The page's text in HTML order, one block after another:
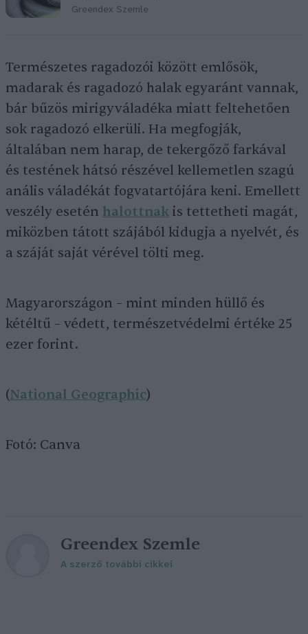
Greendex Szemle
Természetes ragadozói között emlősök,
madarak és ragadozó halak egyaránt vannak,
bár bűzös mirigyváladéka miatt feltehetően
sok ragadozó elkerüli. Ha megfogják,
általában nem harap, de tekergőző farkával
és testének hátsó részével kellemetlen szagú
anális váladékát fogvatartójára keni. Emellett
veszély esetén halottnak is tettetheti magát,
miközben tátott szájából kidugja a nyelvét, és
a száját saját vérével tölti meg.
Magyarországon – mint minden hüllő és
kétéltű – védett, természetvédelmi értéke 25
ezer forint.
(National Geographic)
Fotó: Canva
Greendex Szemle
A szerző további cikkei